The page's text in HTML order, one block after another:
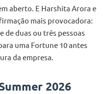
aberto. E Harshita Arora e
mais provocadora:
de duas ou três pessoas
uma Fortune 10 antes
da empresa.
2026